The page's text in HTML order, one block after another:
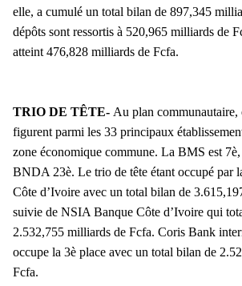
elle, a cumulé un total bilan de 897,345
dépôts sont ressortis à 520,965 milliards de
atteint 476,828 milliards de Fcfa.
TRIO DE TÊTE- Au plan communautaire,
figurent parmi les 33 principaux
zone économique commune. La BMS est
BNDA 23è. Le trio de tête étant occupé par
Côte d’Ivoire avec un total bilan de
suivie de NSIA Banque Côte d’Ivoire qui
2.532,755 milliards de Fcfa. Coris Bank
occupe la 3è place avec un total bilan de
Fcfa.